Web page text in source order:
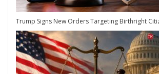
Trump Signs New Orders Targeting Birthright